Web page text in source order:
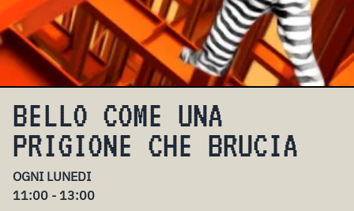
BELLO COME UNA
PRIGIONE CHE BRUCIA
OGNI LUNEDI
11:00 - 13:00